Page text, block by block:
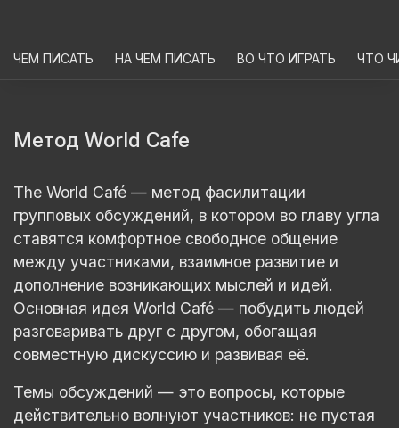
ЧЕМ ПИСАТЬ НА ЧЕМ ПИСАТЬ ВО ЧТО ИГРАТЬ ЧТО
Метод World Cafe
The World Café — метод фасилитации
групповых обсуждений, в котором во главу угла
ставятся комфортное свободное общение
между участниками, взаимное развитие и
дополнение возникающих мыслей и идей.
Основная идея World Café — побудить людей
разговаривать друг с другом, обогащая
совместную дискуссию и развивая её.
Темы обсуждений — это вопросы, которые
действительно волнуют участников: не пустая